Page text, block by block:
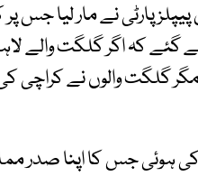
پارٹی نے مار لیا جس
کہ اگر گلگت والے
گلگت والوں نے کراچی
ہوئی جس کا اپنا صدر